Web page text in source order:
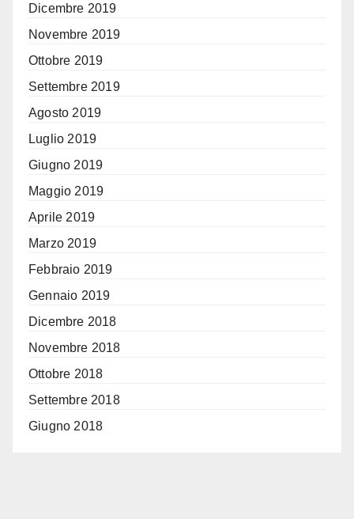
Dicembre 2019
Novembre 2019
Ottobre 2019
Settembre 2019
Agosto 2019
Luglio 2019
Giugno 2019
Maggio 2019
Aprile 2019
Marzo 2019
Febbraio 2019
Gennaio 2019
Dicembre 2018
Novembre 2018
Ottobre 2018
Settembre 2018
Giugno 2018